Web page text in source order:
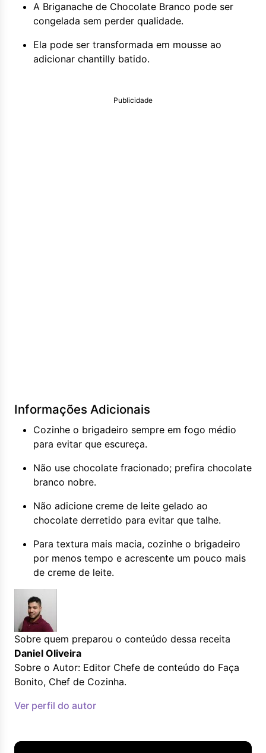
A Briganache de Chocolate Branco pode ser
congelada sem perder qualidade.
Ela pode ser transformada em mousse ao
adicionar chantilly batido.
Publicidade
Informações Adicionais
Cozinhe o brigadeiro sempre em fogo médio
para evitar que escureça.
Não use chocolate fracionado; prefira chocolate
branco nobre.
Não adicione creme de leite gelado ao
chocolate derretido para evitar que talhe.
Para textura mais macia, cozinhe o brigadeiro
por menos tempo e acrescente um pouco mais
de creme de leite.
Sobre quem preparou o conteúdo dessa receita
Daniel Oliveira
Sobre o Autor: Editor Chefe de conteúdo do Faça
Bonito, Chef de Cozinha.
Ver perfil do autor